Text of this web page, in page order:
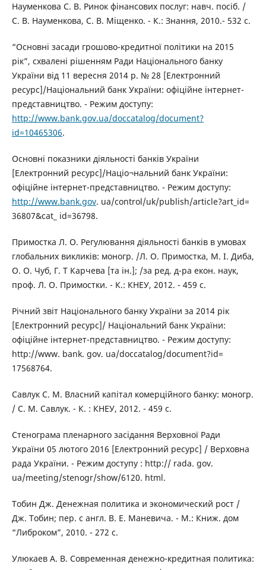
Науменкова С. В. Ринок фінансових послуг: навч. посіб. /
С. В. Науменкова, С. В. Міщенко. - К.: Знання, 2010.- 532 с.
“Основні засади грошово-кредитної політики на 2015
рік”, схвалені рішенням Ради Національного банку
України від 11 вересня 2014 р. № 28 [Електронний
ресурс]/Національний банк України: офіційне інтернет-
представництво. - Режим доступу:
http://www.bank.gov.ua/doccatalog/document?
id=10465306.
Основні показники діяльності банків України
[Електронний ресурс]/Націо¬нальний банк України:
офіційне інтернет-представництво. - Режим доступу:
http://www.bank.gov. ua/control/uk/publish/article?art_id=
36807&cat_ id=36798.
Примостка Л. О. Регулювання діяльності банків в умовах
глобальних викликів: моногр. /Л. О. Примостка, М. І. Диба,
О. О. Чуб, Г. Т Карчева [та ін.]; /за ред. д-ра екон. наук,
проф. Л. О. Примостки. - К.: КНЕУ, 2012. - 459 с.
Річний звіт Національного банку України за 2014 рік
[Електронний ресурс]/ Національний банк України:
офіційне інтернет-представництво. - Режим доступу:
http://www. bank. gov. ua/doccatalog/document?id=
17568764.
Савлук С. М. Власний капітал комерційного банку: моногр.
/ С. М. Савлук. - К. : КНЕУ, 2012. - 459 с.
Стенограма пленарного засідання Верховної Ради
України 05 лютого 2016 [Електронний ресурс] / Верховна
рада України. - Режим доступу : http:// rada. gov.
ua/meeting/stenogr/show/6120. html.
Тобин Дж. Денежная политика и экономический рост /
Дж. Тобин; пер. с англ. В. Е. Маневича. - М.: Книж. дом
“Либроком”, 2010. - 272 с.
Улюкаев А. В. Современная денежно-кредитная политика: